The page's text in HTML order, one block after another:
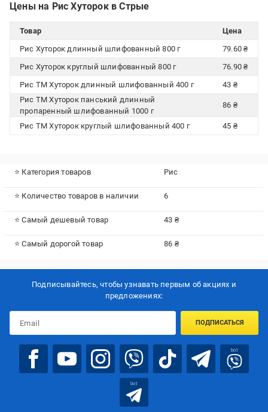
Цены на Рис Хуторок в Стрые
Товар
Цена
Рис Хуторок длинный шлифованный 800 г
79.60 ₴
Рис Хуторок круглый шлифованный 800 г
76.90 ₴
Рис ТМ Хуторок длинный шлифованный 400 г
43 ₴
Рис ТМ Хуторок панський длинный
пропаренный шлифованный 1000 г
86 ₴
Рис ТМ Хуторок круглый шлифованный 400 г 45 ₴
⭐ Категория товаров Рис
⭐ Количество товаров в наличии 6
⭐ Самый дешевый товар 43 ₴
⭐ Самый дорогой товар 86 ₴
Подписывайтесь, чтобы узнавать первым об акцияx и
предложениях:
ПОДПИСАТЬСЯ
bot
bot